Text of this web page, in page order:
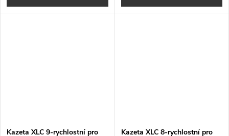
Kazeta XLC 9-rychlostní pro
Kazeta XLC 8-rychlostní pro